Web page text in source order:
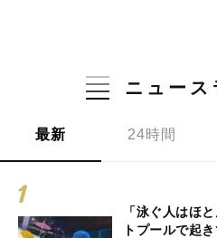
ニュース
最新 24時間
「泳ぐ人はほ
トプールで起